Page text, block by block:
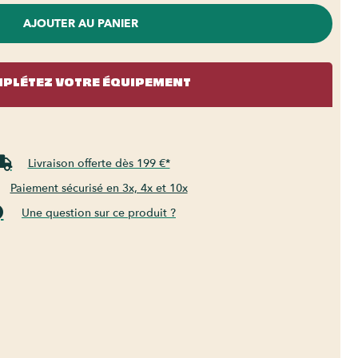
AJOUTER AU PANIER
VOTRE ÉQUIPEMENT
Livraison offerte dès 199 €*
Paiement sécurisé en 3x, 4x et 10x
Une question sur ce produit ?